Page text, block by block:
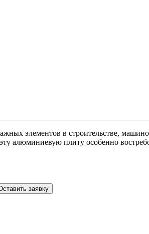
элементов в строительстве,
алюминиевую плиту особенно